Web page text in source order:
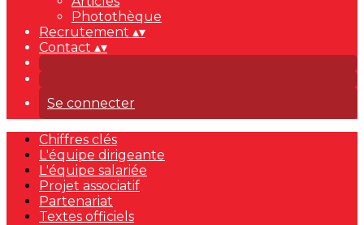
Photothèque
Recrutement ▴▾
Contact ▴▾
Se connecter
Chiffres clés
L'équipe dirigeante
L'équipe salariée
Projet associatif
Partenariat
Textes officiels